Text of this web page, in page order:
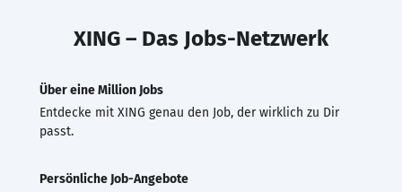
XING – Das Jobs-Netzwerk
Über eine Million Jobs
Entdecke mit XING genau den Job, der wirklich zu Dir
passt.
Persönliche Job-Angebote